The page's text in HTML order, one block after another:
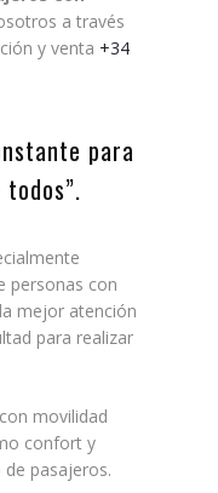
a través
y venta +34
para
personas con
mejor atención
para realizar
movilidad
confort y
pasajeros.